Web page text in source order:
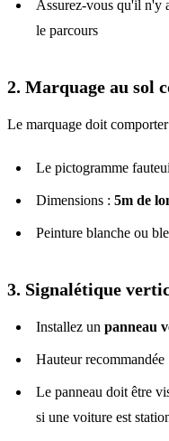
Assurez-vous qu'il n'y
le parcours
2. Marquage au sol
Le marquage doit
Le pictogramme
Dimensions : 5m de
Peinture blanche ou
3. Signalétique
Installez un panneau
Hauteur
Le panneau doit être
si une voiture est